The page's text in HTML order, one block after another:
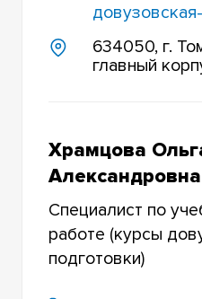
634050, г.
главный
Храмцова
Александровна
Специалист по
работе (курсы
подготовки)